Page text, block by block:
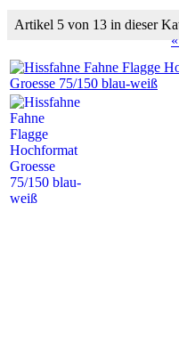
Artikel 5 von 13 in dieser